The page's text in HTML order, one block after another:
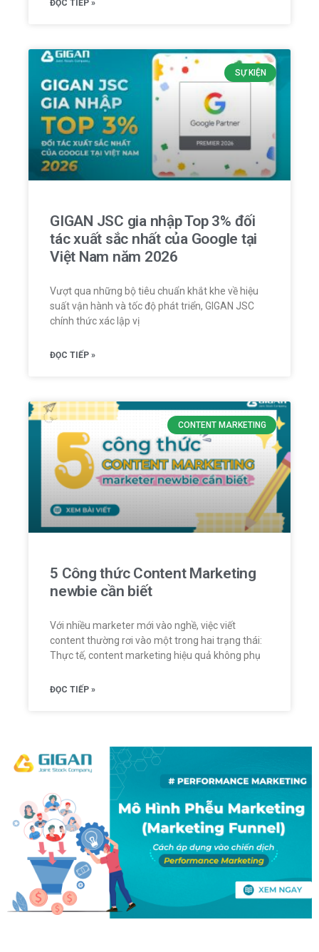
ĐỌC TIẾP »
SỰ KIỆN
GIGAN JSC gia nhập Top 3% đối
tác xuất sắc nhất của Google tại
Việt Nam năm 2026
Vượt qua những bộ tiêu chuẩn khắt khe về hiệu
suất vận hành và tốc độ phát triển, GIGAN JSC
chính thức xác lập vị
ĐỌC TIẾP »
CONTENT MARKETING
5 Công thức Content Marketing
newbie cần biết
Với nhiều marketer mới vào nghề, việc viết
content thường rơi vào một trong hai trạng thái:
Thực tế, content marketing hiệu quả không phụ
ĐỌC TIẾP »